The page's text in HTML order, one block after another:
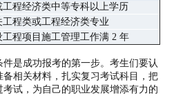
工程经济类中等专科以上学历
工程类或工程经济类专业
工程项目施工管理工作满 2 年
是成功报考的第一步。考生们要认
相关材料，扎实复习考试科目，把
试，为自己的职业发展增添有力的